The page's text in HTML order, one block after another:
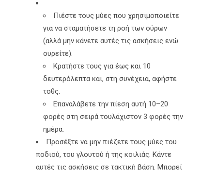
Πιέστε τους μύες που χρησιμοποιείτε
για να σταματήσετε τη ροή των ούρων
(αλλά μην κάνετε αυτές τις ασκήσεις ενώ
ουρείτε).
Κρατήστε τους για έως και 10
δευτερόλεπτα και, στη συνέχεια, αφήστε
τοθς.
Επαναλάβετε την πίεση αυτή 10–20
φορές στη σειρά τουλάχιστον 3 φορές την
ημέρα.
Προσέξτε να μην πιέζετε τους μύες του
ποδιού, του γλουτού ή της κοιλιάς. Κάντε
αυτές τις ασκήσεις σε τακτική βάση. Μπορεί